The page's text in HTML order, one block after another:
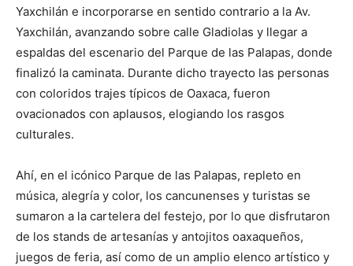
Yaxchilán e incorporarse en sentido contrario a la Av.
Yaxchilán, avanzando sobre calle Gladiolas y llegar a
espaldas del escenario del Parque de las Palapas, donde
finalizó la caminata. Durante dicho trayecto las personas
con coloridos trajes típicos de Oaxaca, fueron
ovacionados con aplausos, elogiando los rasgos
culturales.
Ahí, en el icónico Parque de las Palapas, repleto en
música, alegría y color, los cancunenses y turistas se
sumaron a la cartelera del festejo, por lo que disfrutaron
de los stands de artesanías y antojitos oaxaqueños,
juegos de feria, así como de un amplio elenco artístico y